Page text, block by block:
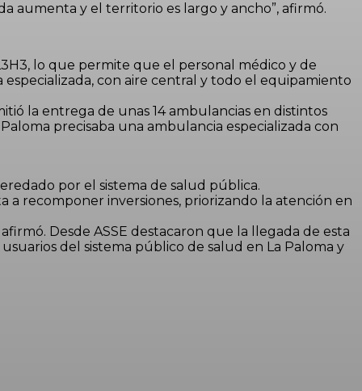
aumenta y el territorio es largo y ancho”, afirmó.
lo que permite que el personal médico y de
con aire central y todo el equipamiento
la entrega de unas 14 ambulancias en distintos
precisaba una ambulancia especializada con
por el sistema de salud pública.
recomponer inversiones, priorizando la atención en
Desde ASSE destacaron que la llegada de esta
del sistema público de salud en La Paloma y